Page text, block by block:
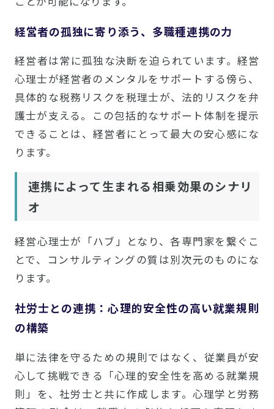
経営者の孤独に寄り添う、多職種連携の力
経営者は常に孤独な決断を迫られています。経営
心理士が経営者のメンタルをサポートする傍ら、
具体的な税務リスクを税理士が、法的リスクを弁
護士が支える。この包括的なサポート体制を提示
できることは、経営者にとって最大の安心感にな
ります。
連携によって生まれる相乗効果のシナリ
オ
経営心理士が「ハブ」となり、各専門家を繋ぐこ
とで、コンサルティングの質は別次元のものにな
ります。
社労士との連携：心理的安全性の高い就業規則
の構築
単に法律を守るための規則ではなく、従業員が安
心して挑戦できる「心理的安全性を高める就業規
則」を、社労士と共に作成します。心理学と労務